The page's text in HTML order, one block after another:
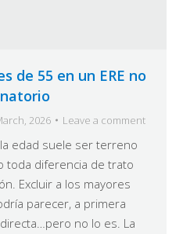
de 55 en un ERE no
2026 Leave a comment
edad suele ser terreno
toda diferencia de trato
Excluir a los mayores
parecer, a primera
no lo es. La